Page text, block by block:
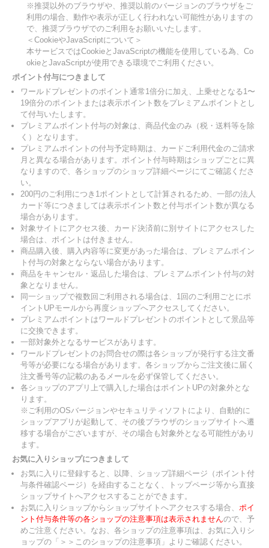
※推奨以外のブラウザや、推奨以前のバージョンのブラウザをご
利用の場合、動作や表示が正しく行われない可能性がありますの
で、推奨ブラウザでのご利用をお願いいたします。
＜CookieやJavaScriptについて＞
本サービスではCookieとJavaScriptの機能を使用している為、Co
okieとJavaScriptが使用できる環境でご利用ください。
ポイント付与につきまして
ワールドプレゼントのポイント通常1倍分に加え、上乗せとなる1〜
19倍分のポイントまたは表示ポイント数をプレミアムポイントとし
て付与いたします。
プレミアムポイント付与の対象は、商品代金のみ（税・送料等を除
く）となります。
プレミアムポイントの付与予定時期は、カードご利用代金のご請求
月と異なる場合があります。ポイント付与時期はショップごとに異
なりますので、各ショップのショップ詳細ページにてご確認くださ
い。
200円のご利用につき1ポイントとして計算されるため、一部の法人
カード等につきましては表示ポイント数と付与ポイント数が異なる
場合があります。
対象サイトにアクセス後、カード決済前に別サイトにアクセスした
場合は、ポイントは付きません。
商品購入後、購入内容等に変更があった場合は、プレミアムポイン
ト付与の対象とならない場合があります。
商品をキャンセル・返品した場合は、プレミアムポイント付与の対
象となりません。
同一ショップで複数回ご利用される場合は、1回のご利用ごとにポ
イントUPモールから再度ショップへアクセスしてください。
プレミアムポイントはワールドプレゼントのポイントとして景品等
に交換できます。
一部対象外となるサービスがあります。
ワールドプレゼントのお問合せの際は各ショップが発行する注文番
号等が必要になる場合があります。各ショップからご注文後に届く
注文番号等の記載のあるメールを必ず保管してください。
各ショップのアプリ上で購入した場合はポイントUPの対象外とな
ります。
※ご利用のOSバージョンやセキュリティソフトにより、自動的に
ショップアプリが起動して、その後ブラウザのショップサイトへ遷
移する場合がございますが、その場合も対象外となる可能性があり
ます。
お気に入りショップにつきまして
お気に入りに登録すると、以降、ショップ詳細ページ（ポイント付
与条件確認ページ）を経由することなく、トップページ等から直接
ショップサイトへアクセスすることができます。
お気に入りショップからショップサイトへアクセスする場合、 ポイ
ント付与条件等の各ショップの注意事項は表示されませんので、予
めご注意ください。なお、各ショップの注意事項は、お気に入りシ
ョップの「＞＞このショップの注意事項」よりご確認ください。